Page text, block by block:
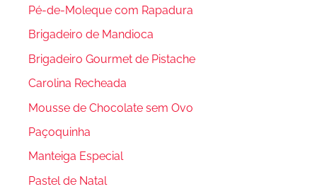
Pé-de-Moleque com Rapadura
Brigadeiro de Mandioca
Brigadeiro Gourmet de Pistache
Carolina Recheada
Mousse de Chocolate sem Ovo
Paçoquinha
Manteiga Especial
Pastel de Natal